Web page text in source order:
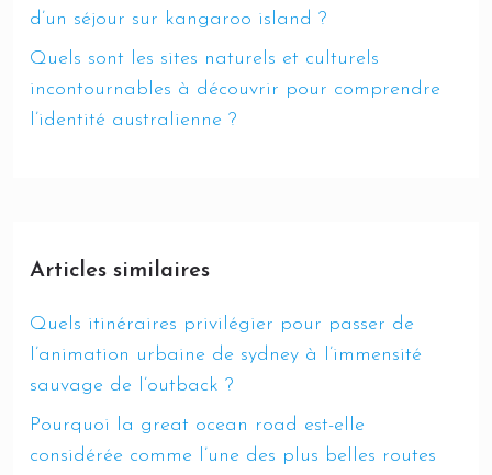
d’un séjour sur kangaroo island ?
Quels sont les sites naturels et culturels
incontournables à découvrir pour comprendre
l’identité australienne ?
Articles similaires
Quels itinéraires privilégier pour passer de
l’animation urbaine de sydney à l’immensité
sauvage de l’outback ?
Pourquoi la great ocean road est-elle
considérée comme l’une des plus belles routes